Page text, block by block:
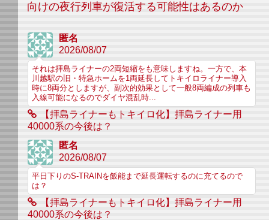
向けの夜行列車が復活する可能性はあるのか
匿名
2026/08/07
それは拝島ライナーの2両短縮をも意味しますね。一方で、本
川越駅の旧・特急ホームを1両延長してトキイロライナー導入
時に8両分としますが、副次的効果として一般8両編成の列車も
入線可能になるのでダイヤ混乱時...
【拝島ライナーもトキイロ化】拝島ライナー用
40000系の今後は？
匿名
2026/08/07
平日下りのS-TRAINを飯能まで延長運転するのに充てるので
は？
【拝島ライナーもトキイロ化】拝島ライナー用
40000系の今後は？